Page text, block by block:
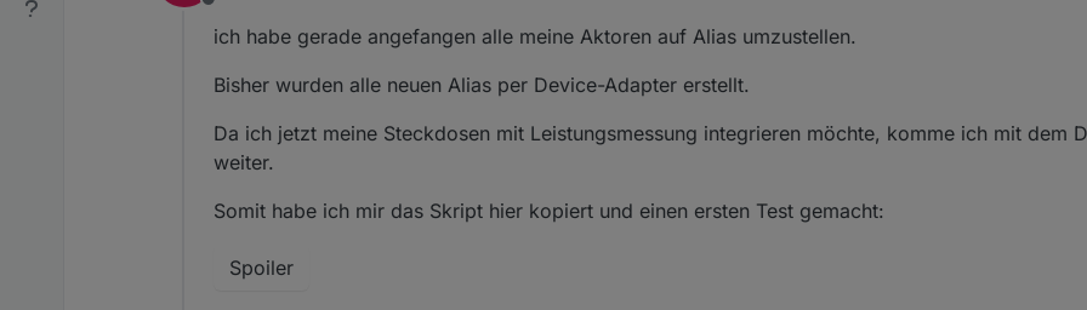
Zeile 23 verhindert die Erzeugung des Influx- und auch des Linkeddevices-Teils.
Offline
ich habe gerade angefangen alle meine Aktoren auf Alias umzustellen.
Bisher wurden alle neuen Alias per Device-Adapter erstellt.
Da ich jetzt meine Steckdosen mit Leistungsmessung integrieren möchte, komme ich mit dem
weiter.
Somit habe ich mir das Skript hier kopiert und einen ersten Test gemacht:
Spoiler